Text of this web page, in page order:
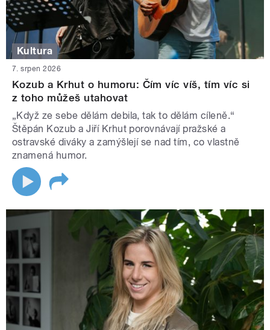
Kultura
7. srpen 2026
Kozub a Krhut o humoru: Čím víc víš, tím víc si
z toho můžeš utahovat
„Když ze sebe dělám debila, tak to dělám cíleně.“
Štěpán Kozub a Jiří Krhut porovnávají pražské a
ostravské diváky a zamýšlejí se nad tím, co vlastně
znamená humor.